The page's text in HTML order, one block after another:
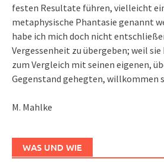
festen Resultate führen, vielleicht
metaphysische Phantasie genannt
habe ich mich doch nicht
Vergessenheit zu übergeben; weil
zum Vergleich mit seinen eigenen,
Gegenstand gehegten, willkommen
M. Mahlke
WAS UND WIE